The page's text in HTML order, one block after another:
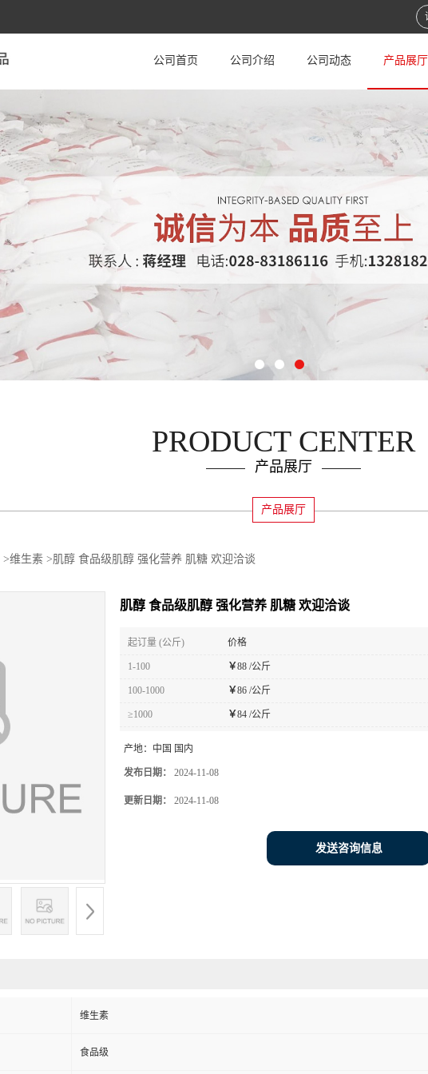
公司首页 公司介绍 公司动态 产品展厅
PRODUCT CENTER
产品展厅
产品展厅
>维生素 >肌醇 食品级肌醇 强化营养 肌糖 欢迎洽谈
肌醇 食品级肌醇 强化营养 肌糖 欢迎洽谈
起订量 (公斤) 价格
1-100 ￥88 /公斤
100-1000 ￥86 /公斤
≥1000 ￥84 /公斤
产地： 中国 国内
发布日期： 2024-11-08
更新日期： 2024-11-08
发送咨询信息
维生素
食品级